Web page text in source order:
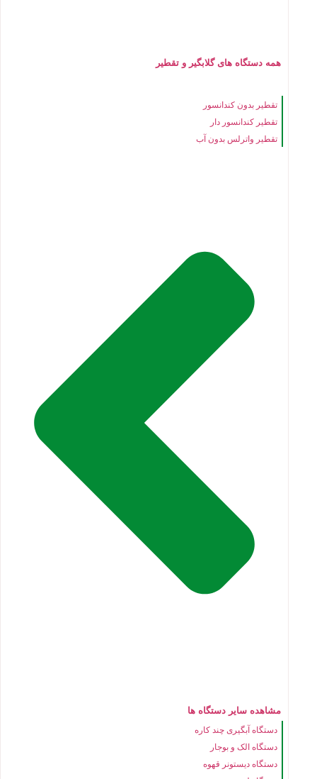
همه دستگاه های گلابگیر و تقطیر
تقطیر بدون کندانسور
تقطیر کندانسور دار
تقطیر واترلس بدون آب
مشاهده سایر دستگاه ها
دستگاه آبگیری چند کاره
دستگاه الک و بوجار
دستگاه دیستونر قهوه